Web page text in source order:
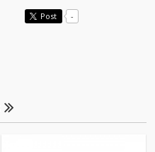
Post -